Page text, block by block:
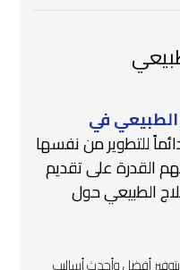
الطبيعي في
للتطوير من نفسها
القدرة على تقديم
الطبيعي حول